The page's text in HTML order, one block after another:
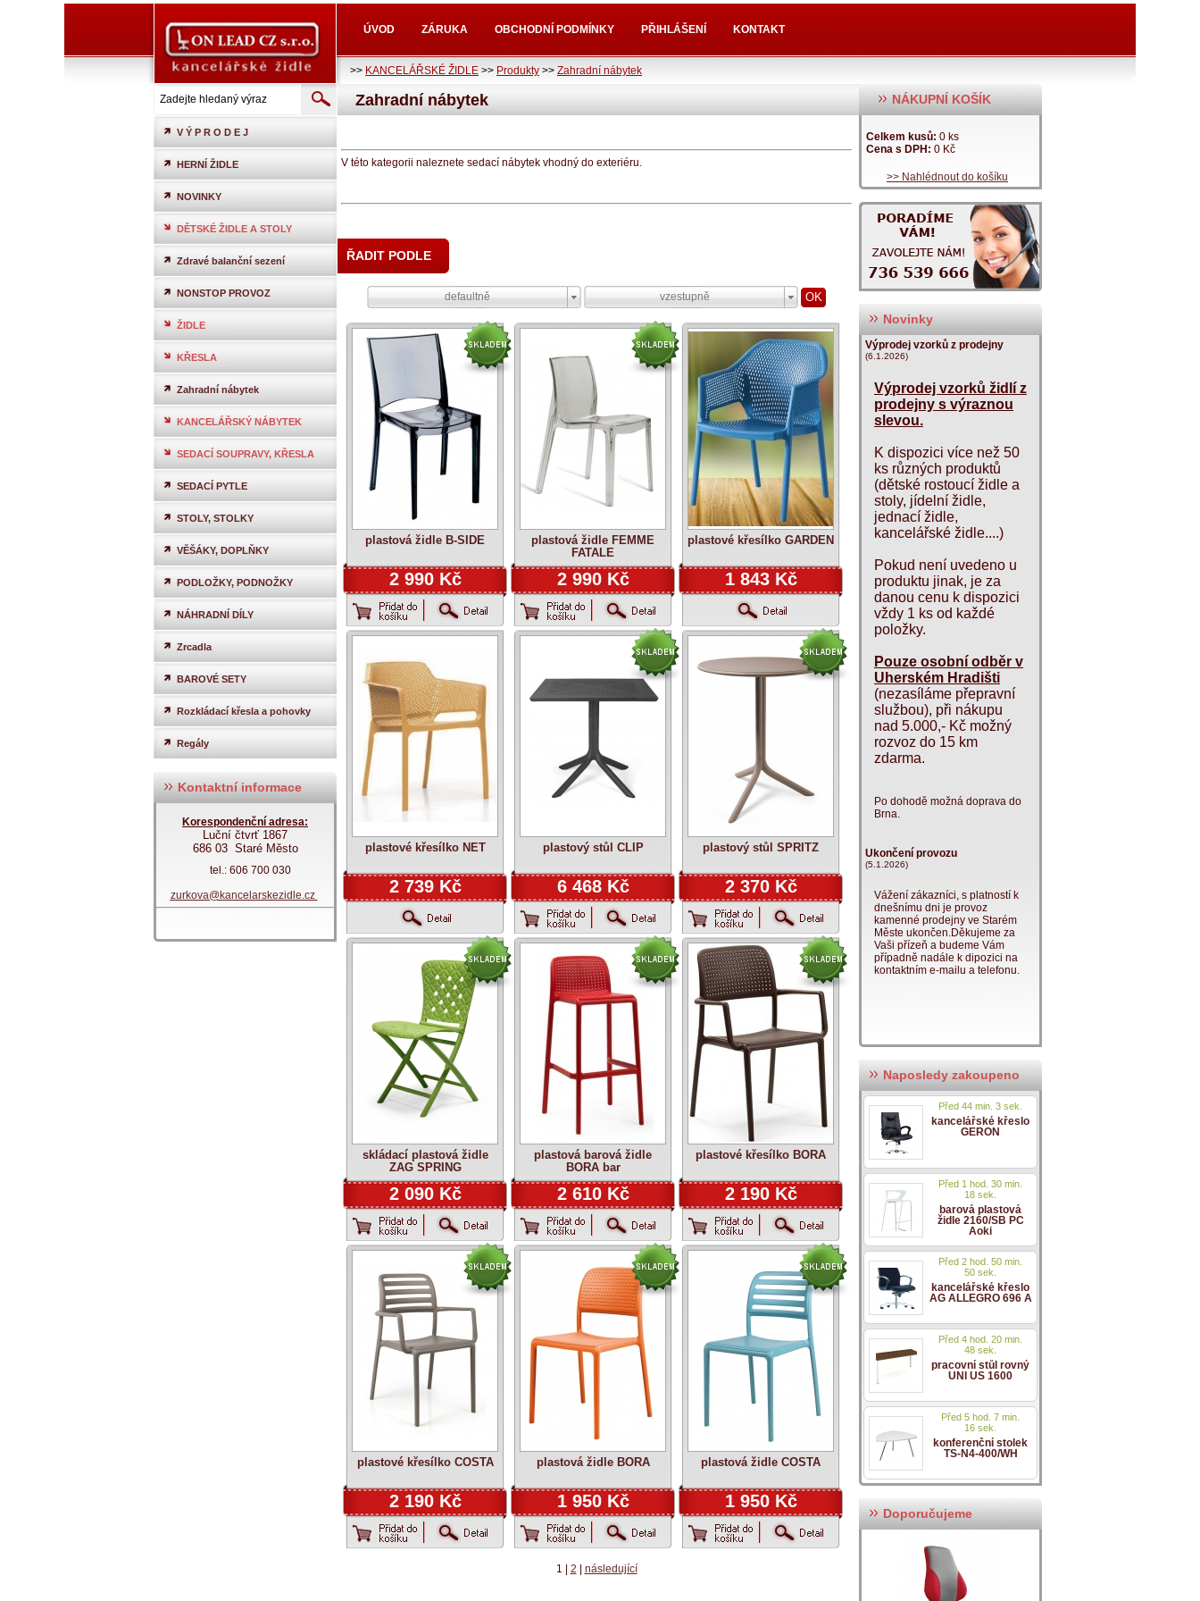
ÚVOD ZÁRUKA OBCHODNÍ PODMÍNKY PŘIHLÁŠENÍ KONTAKT
>> KANCELÁŘSKÉ ŽIDLE >> Produkty >> Zahradní nábytek
V Ý P R O D E J
HERNÍ ŽIDLE
NOVINKY
DĚTSKÉ ŽIDLE A STOLY
Zdravé balanční sezení
NONSTOP PROVOZ
ŽIDLE
KŘESLA
Zahradní nábytek
KANCELÁŘSKÝ NÁBYTEK
SEDACÍ SOUPRAVY, KŘESLA
SEDACÍ PYTLE
STOLY, STOLKY
VĚŠÁKY, DOPLŇKY
PODLOŽKY, PODNOŽKY
NÁHRADNÍ DÍLY
Zrcadla
BAROVÉ SETY
Rozkládací křesla a pohovky
Regály
Kontaktní informace
Korespondenční adresa:
Luční čtvrť 1867
686 03 Staré Město
tel.: 606 700 030
zurkova@kancelarskezidle.cz
Zahradní nábytek
V této kategorii naleznete sedací nábytek vhodný do exteriéru.
ŘADIT PODLE
defaultně vzestupně OK
plastová židle B-SIDE
2 990 Kč
plastová židle FEMME
FATALE
2 990 Kč
plastové křesílko GARDEN
1 843 Kč
plastové křesílko NET
2 739 Kč
plastový stůl CLIP
6 468 Kč
plastový stůl SPRITZ
2 370 Kč
skládací plastová židle
ZAG SPRING
2 090 Kč
plastová barová židle
BORA bar
2 610 Kč
plastové křesílko BORA
2 190 Kč
plastové křesílko COSTA
2 190 Kč
plastová židle BORA
1 950 Kč
plastová židle COSTA
1 950 Kč
1 | 2 následující
NÁKUPNÍ KOŠÍK
Celkem kusů: 0 ks
Cena s DPH: 0 Kč
>> Nahlédnout do košíku
Novinky
Výprodej vzorků z prodejny
(6.1.2026)
Výprodej vzorků židlí z
prodejny s výraznou
slevou.
K dispozici více než 50
ks různých produktů
(dětské rostoucí židle a
stoly, jídelní židle,
jednací židle,
kancelářské židle....)
Pokud není uvedeno u
produktu jinak, je za
danou cenu k dispozici
vždy 1 ks od každé
položky.
Pouze osobní odběr v
Uherském Hradišti
(nezasíláme přepravní
službou), při nákupu
nad 5.000,- Kč možný
rozvoz do 15 km
zdarma.
Po dohodě možná doprava do
Brna.
Ukončení provozu
(5.1.2026)
Vážení zákazníci, s platností k
dnešnímu dni je provoz
kamenné prodejny ve Starém
Měste ukončen.Děkujeme za
Vaši přízeň a budeme Vám
případně nadále k dipozici na
kontaktním e-mailu a telefonu.
Naposledy zakoupeno
Před 44 min. 3 sek.
kancelářské křeslo
GERON
Před 1 hod. 30 min.
18 sek.
barová plastová
židle 2160/SB PC
Aoki
Před 2 hod. 50 min.
50 sek.
kancelářské křeslo
AG ALLEGRO 696 A
Před 4 hod. 20 min.
48 sek.
pracovní stůl rovný
UNI US 1600
Před 5 hod. 7 min.
16 sek.
konferenční stolek
TS-N4-400/WH
Doporučujeme